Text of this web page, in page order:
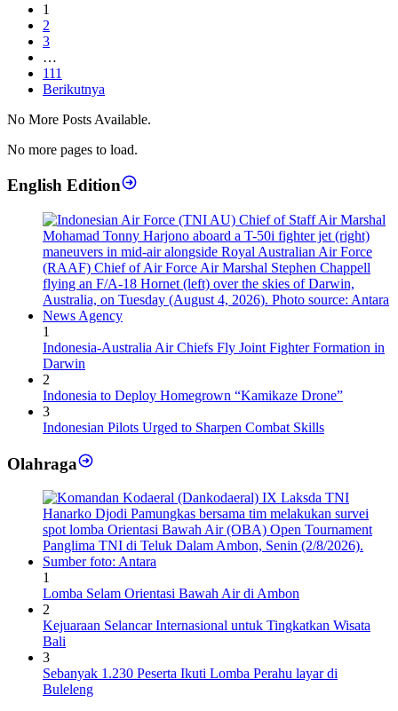
1
2
3
…
111
Berikutnya
No More Posts Available.
No more pages to load.
English Edition
1
Indonesia-Australia Air Chiefs Fly Joint Fighter Formation in
Darwin
2
Indonesia to Deploy Homegrown “Kamikaze Drone”
3
Indonesian Pilots Urged to Sharpen Combat Skills
Olahraga
1
Lomba Selam Orientasi Bawah Air di Ambon
2
Kejuaraan Selancar Internasional untuk Tingkatkan Wisata
Bali
3
Sebanyak 1.230 Peserta Ikuti Lomba Perahu layar di
Buleleng